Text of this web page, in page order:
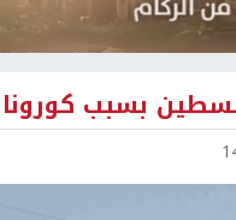
بسبب كورونا